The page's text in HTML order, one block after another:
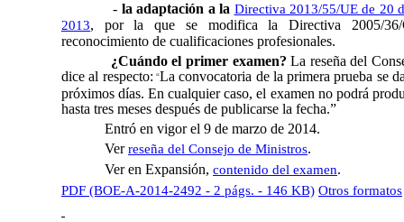
- la adaptación a la Directiva 2013/55/UE de 20
2013, por la que se modifica la Directiva 2005/
reconocimiento de cualificaciones profesionales.
¿Cuándo el primer examen? La reseña del
dice al respecto: “La convocatoria de la primera prueba se
próximos días. En cualquier caso, el examen no podrá
hasta tres meses después de publicarse la fecha.”
Entró en vigor el 9 de marzo de 2014.
Verreseña del Consejo de Ministros.
Ver en Expansión, contenido del examen.
PDF (BOE-A-2014-2492 - 2 págs. - 146 KB) Otros formatos